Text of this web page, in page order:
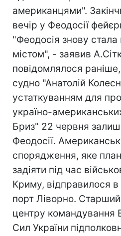
американцями".
вечір у Феодосії
"Феодосія знову
містом", - заявив
повідомлялося
судно "Анатолій
устаткуванням для
україно-
Бриз" 22 червня
Феодосії.
спорядження, яке
задіяти під час
Криму, відправилося в
порт Ліворно.
центру
Сил України